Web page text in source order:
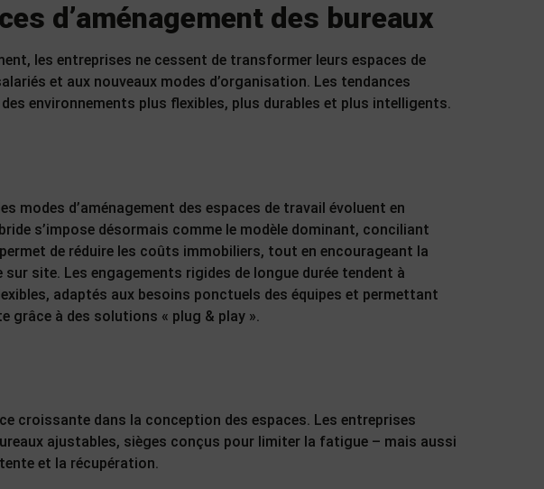
d’aménagement des bureaux
les entreprises ne cessent de transformer leurs espaces de
et aux nouveaux modes d’organisation. Les tendances
environnements plus flexibles, plus durables et plus intelligents.
modes d’aménagement des espaces de travail évoluent en
s’impose désormais comme le modèle dominant, conciliant
de réduire les coûts immobiliers, tout en encourageant la
site. Les engagements rigides de longue durée tendent à
adaptés aux besoins ponctuels des équipes et permettant
grâce à des solutions « plug & play ».
croissante dans la conception des espaces. Les entreprises
ajustables, sièges conçus pour limiter la fatigue – mais aussi
et la récupération.